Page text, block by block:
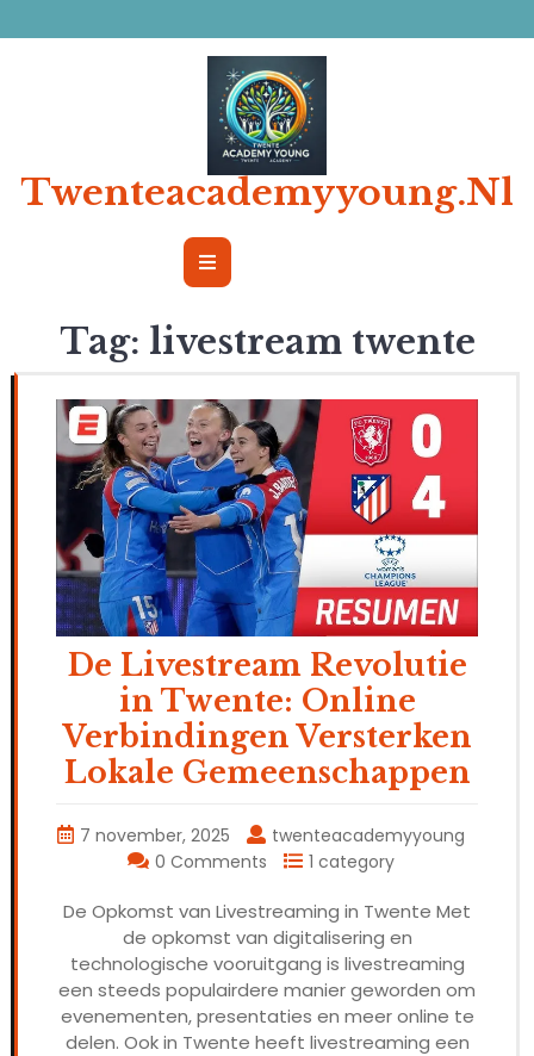
naar
Twenteacademyyoung.nl
Open
Tag: livestream twente
De Livestream Revolutie
in Twente: Online
Verbindingen Versterken
Lokale Gemeenschappen
7 november, 2025
twenteacademyyoung
0 Comments
1 category
De Opkomst van Livestreaming in Twente Met
de opkomst van digitalisering en
technologische vooruitgang is livestreaming
een steeds populairdere manier geworden om
evenementen, presentaties en meer online te
delen. Ook in Twente heeft livestreaming een